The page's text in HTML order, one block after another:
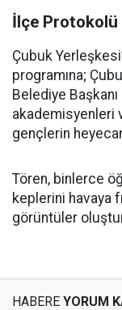
İlçe Protokolü
Çubuk
programına;
Belediye Başkanı
akademisyenleri
gençlerin
Tören, binlerce
keplerini havaya
görüntüler
HABERE YORUM